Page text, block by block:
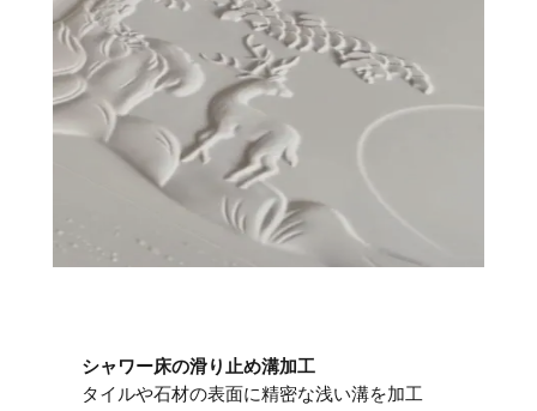
シャワー床の滑り止め溝加工
タイルや石材の表面に精密な浅い溝を加工